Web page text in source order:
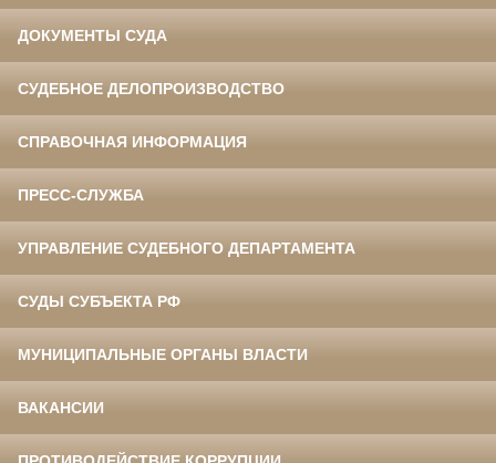
ДОКУМЕНТЫ СУДА
СУДЕБНОЕ ДЕЛОПРОИЗВОДСТВО
СПРАВОЧНАЯ ИНФОРМАЦИЯ
ПРЕСС-СЛУЖБА
УПРАВЛЕНИЕ СУДЕБНОГО ДЕПАРТАМЕНТА
СУДЫ СУБЪЕКТА РФ
МУНИЦИПАЛЬНЫЕ ОРГАНЫ ВЛАСТИ
ВАКАНСИИ